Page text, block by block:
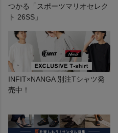
つかる「スポーツマリオセレク
ト 26SS」
INFIT×NANGA 別注Tシャツ発
売中！